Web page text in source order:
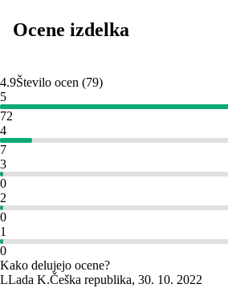
Ocene izdelka
4.9Število ocen (79)
5
72
4
7
3
0
2
0
1
0
Kako delujejo ocene?
LLada K.Češka republika, 30. 10. 2022